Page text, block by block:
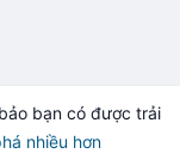
bạn có được trải
nhiều hơn
-1.20%